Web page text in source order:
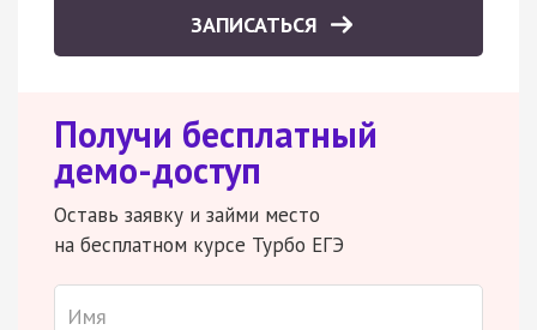
ЗАПИСАТЬСЯ
Получи бесплатный
демо-доступ
Оставь заявку и займи место
на бесплатном курсе Турбо ЕГЭ